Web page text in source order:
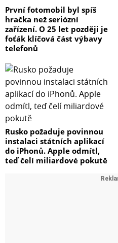
První fotomobil byl spíš
hračka než seriózní
zařízení. O 25 let později je
foťák klíčová část výbavy
telefonů
Rusko požaduje povinnou
instalaci státních aplikací
do iPhonů. Apple odmítl,
teď čelí miliardové pokutě